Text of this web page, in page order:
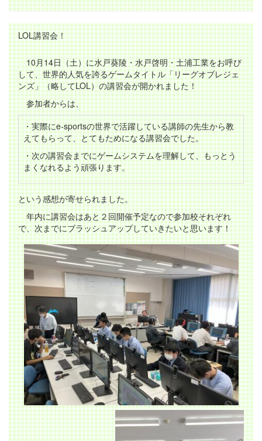
LOL講習会！
10月14日（土）に水戸葵陵・水戸啓明・土浦工業をお呼び
して、世界的人気を誇るゲームタイトル「リーグオブレジェ
ンズ」（略してLOL）の講習会が開かれました！
参加者からは、
・実際にe-sportsの世界で活躍している講師の先生から教
えてもらって、とてもためになる講習会でした。
・次の講習会までにゲームシステムを理解して、もっとう
まくなれるよう頑張ります。
という感想が寄せられました。
年内に講習会はあと２回開催予定なので参加校それぞれ
で、次までにブラッシュアップしていきたいと思います！